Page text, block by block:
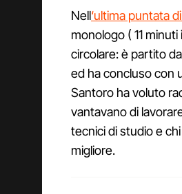
Nell‘ultima puntata
monologo ( 11
circolare: è partito
ed ha concluso con
Santoro ha voluto
vantavano di
tecnici di studio e
migliore.